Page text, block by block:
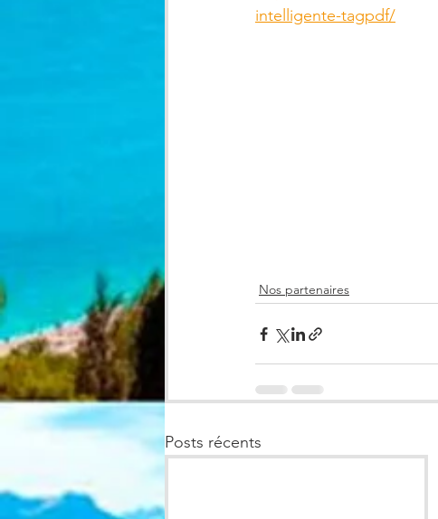
intelligente-tagpdf/
Nos partenaires
Posts récents